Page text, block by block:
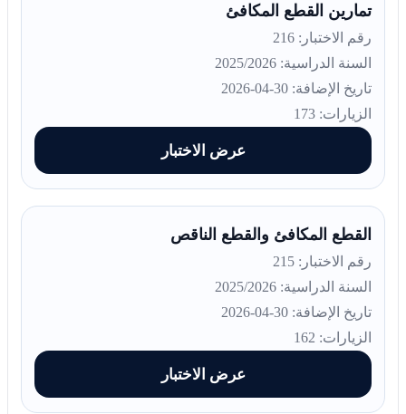
تمارين القطع المكافئ
رقم الاختبار: 216
السنة الدراسية: 2025/2026
تاريخ الإضافة: 30-04-2026
الزيارات: 173
عرض الاختبار
القطع المكافئ والقطع الناقص
رقم الاختبار: 215
السنة الدراسية: 2025/2026
تاريخ الإضافة: 30-04-2026
الزيارات: 162
عرض الاختبار